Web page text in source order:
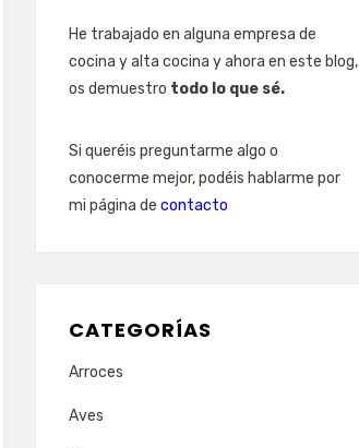
He trabajado en alguna empresa de
cocina y alta cocina y ahora en este blog,
os demuestro todo lo que sé.
Si queréis preguntarme algo o
conocerme mejor, podéis hablarme por
mi página de contacto
CATEGORÍAS
Arroces
Aves